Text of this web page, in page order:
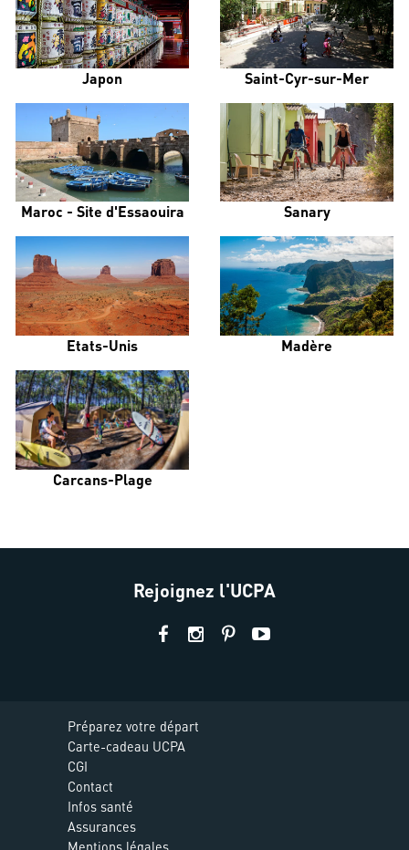
Japon Saint-Cyr-sur-Mer
Maroc - Site d'Essaouira Sanary
Etats-Unis Madère
Carcans-Plage
Rejoignez l'UCPA
Préparez votre départ
Carte-cadeau UCPA
CGI
Contact
Infos santé
Assurances
Mentions légales